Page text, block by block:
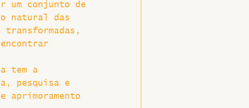
um conjunto de
natural das
transformadas,
tem a
pesquisa e
aprimoramento